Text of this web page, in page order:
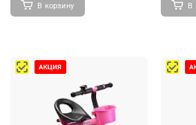
В корзину В